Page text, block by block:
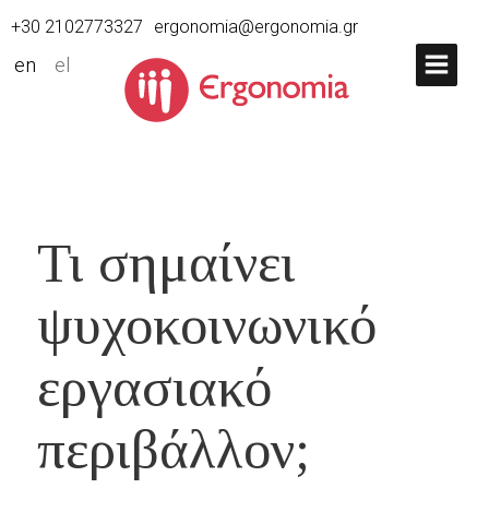
+30 2102773327 ergonomia@ergonomia.gr
en el
Τι σημαίνει
ψυχοκοινωνικό
εργασιακό
περιβάλλον;